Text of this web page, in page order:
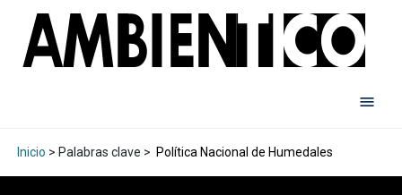
Inicio > Palabras clave > Política Nacional de Humedales